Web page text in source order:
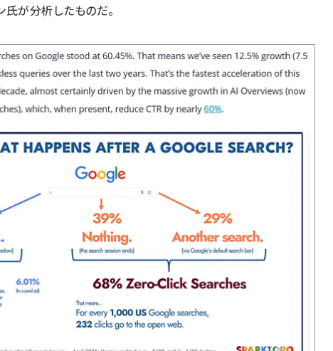
氏が分析したものだ。